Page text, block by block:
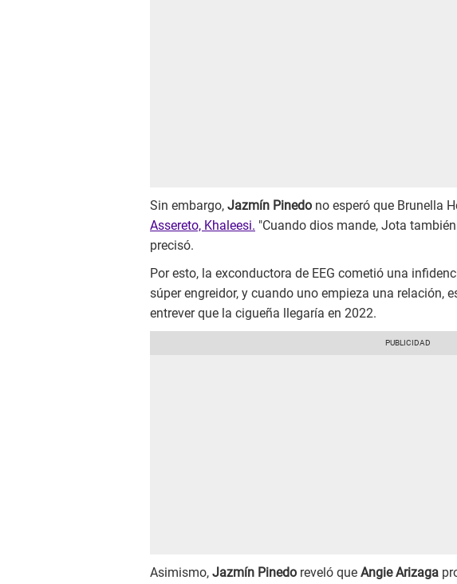
Sin embargo, Jazmín Pinedo no esperó que Brunella
Assereto, Khaleesi. "Cuando dios mande, Jota
precisó.
Por esto, la exconductora de EEG cometió una
súper engreidor, y cuando uno empieza una relación,
entrever que la cigueña llegaría en 2022.
Asimismo, Jazmín Pinedo reveló que Angie Arizaga